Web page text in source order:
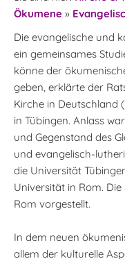
Ökumene »
Die evangelische und
ein gemeinsames
könne der
geben, erklärte der
Kirche in Deutschland
in Tübingen. Anlass
und Gegenstand des
und evangelisch-
die Universität
Universität in Rom.
Rom vorgestellt.
In dem neuen
allem der kulturelle